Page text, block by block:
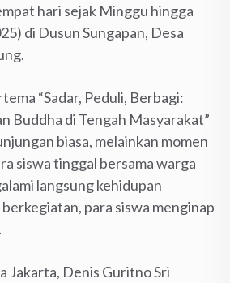
hari sejak Minggu hingga
di Dusun Sungapan, Desa
“Sadar, Peduli, Berbagi:
Buddha di Tengah Masyarakat”
biasa, melainkan momen
siswa tinggal bersama warga
langsung kehidupan
para siswa menginap
Jakarta, Denis Guritno Sri